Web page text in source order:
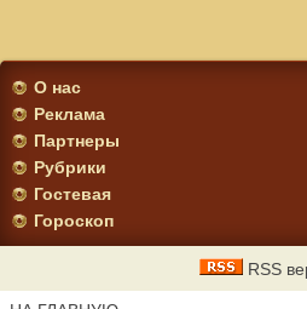
О нас
Реклама
Партнеры
Рубрики
Гостевая
Гороскоп
RSS